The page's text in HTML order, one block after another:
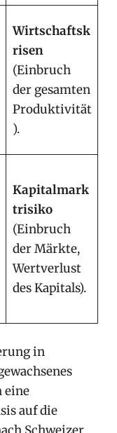
Wirtschaftsk
risen
(Einbruch
der gesamten
Produktivität
).
Kapitalmark
trisiko
(Einbruch
der Märkte,
Wertverlust
des Kapitals).
in
eine
auf die
Schweizer